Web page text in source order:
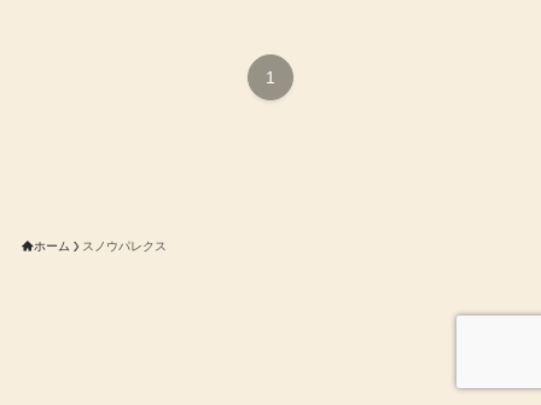
1
ホーム スノウパレクス